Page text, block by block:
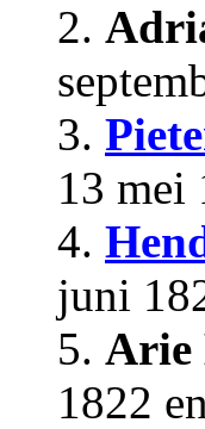
2.
3.
13 mei
4.
juni
5. Arie
1822